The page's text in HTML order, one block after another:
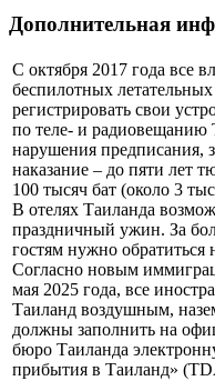
Дополнительная
С октября 2017 года все
беспилотных
регистрировать свои
по теле- и радиовещанию
нарушения предписания,
наказание – до пяти лет
100 тысяч бат (около 3
В отелях Таиланда
праздничный ужин. За
гостям нужно обратиться
Согласно новым
мая 2025 года, все
Таиланд воздушным,
должны заполнить на
бюро Таиланда
прибытия в Таиланд»